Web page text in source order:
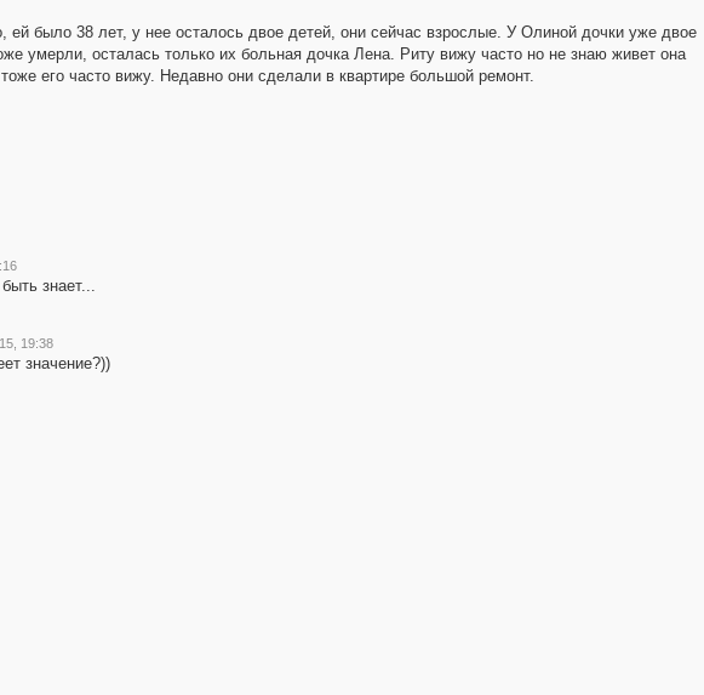
было 38 лет, у нее осталось двое детей, они сейчас взрослые. У Олиной дочки уже двое
умерли, осталась только их больная дочка Лена. Риту вижу часто но не знаю живет она
его часто вижу. Недавно они сделали в квартире большой ремонт.
знает...
19:38
значение?))